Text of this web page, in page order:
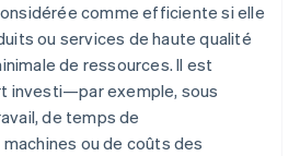
comme efficiente si elle
ou services de haute qualité
de ressources. Il est
investi—par exemple, sous
de temps de
ou de coûts des